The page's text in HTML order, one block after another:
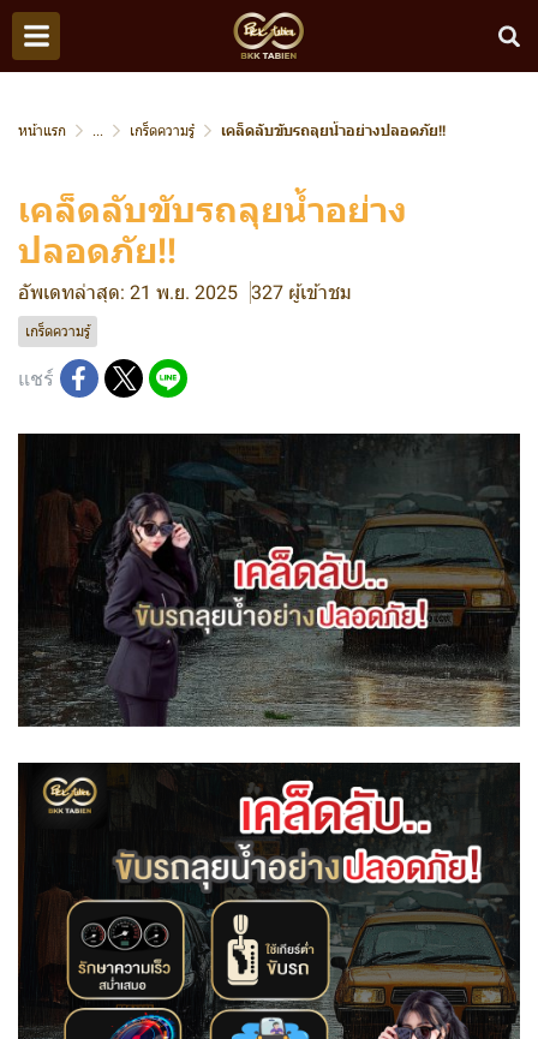
หน้าแรก ... เกร็ดความรู้ เคล็ดลับขับรถลุยน้ำอย่างปลอดภัย!!
เคล็ดลับขับรถลุยน้ำอย่าง
ปลอดภัย!!
อัพเดทล่าสุด: 21 พ.ย. 2025 327 ผู้เข้าชม
เกร็ดความรู้
แชร์